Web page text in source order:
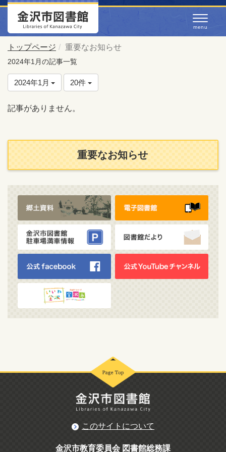
トップページ 重要なお知らせ
2024年1月の記事一覧
2024年1月 20件
記事がありません。
重要なお知らせ
このサイトについて
金沢市教育委員会 図書館総務課